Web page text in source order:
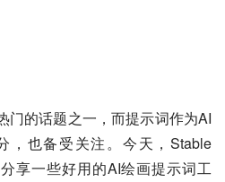
门的话题之一，而提示词作为AI
，也备受关注。今天，Stable
享一些好用的AI绘画提示词工